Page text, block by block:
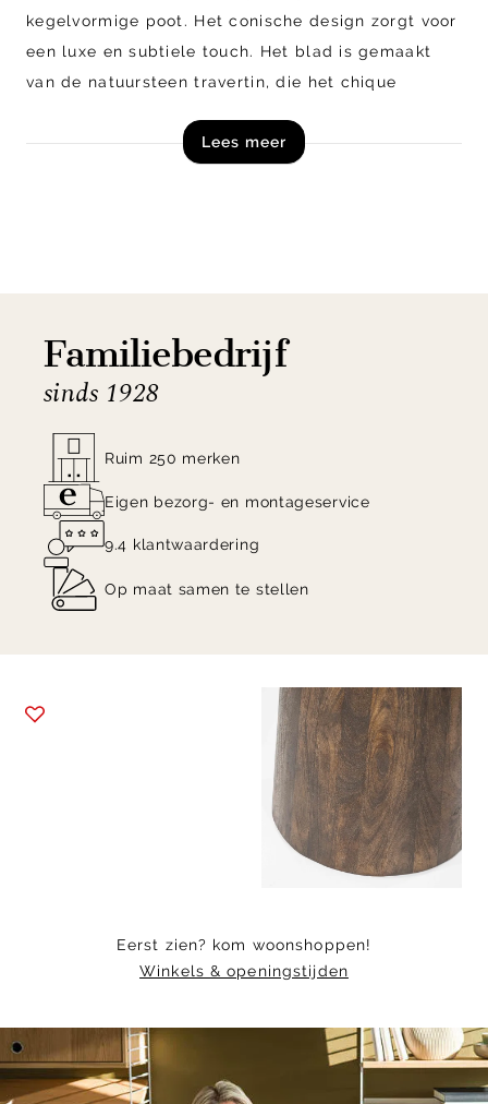
kegelvormige poot. Het conische design zorgt voor
een luxe en subtiele touch. Het blad is gemaakt
van de natuursteen travertin, die het chique
is gemaakt van mangohout, door de nerftekeningen
Lees meer
Familiebedrijf
sinds 1928
Ruim 250 merken
Eigen bezorg- en montageservice
9.4 klantwaardering
Op maat samen te stellen
Item
Eerst zien? kom woonshoppen!
Winkels & openingstijden